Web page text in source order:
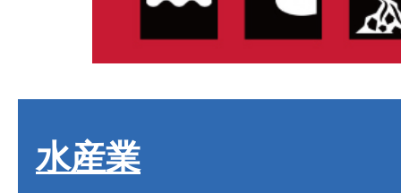
水産業